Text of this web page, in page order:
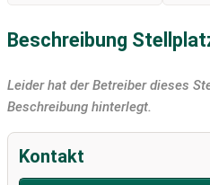
Beschreibung
Leider hat der Betreiber dieses
Beschreibung hinterlegt.
Kontakt